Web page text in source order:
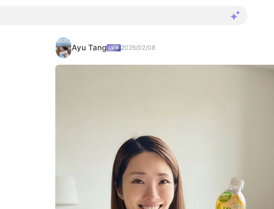
Ayu Tang 2026/02/08